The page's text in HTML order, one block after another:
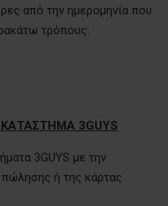
από την ημερομηνία που
τρόπους:
3GUYS
3GUYS με την
πώλησης ή της κάρτας